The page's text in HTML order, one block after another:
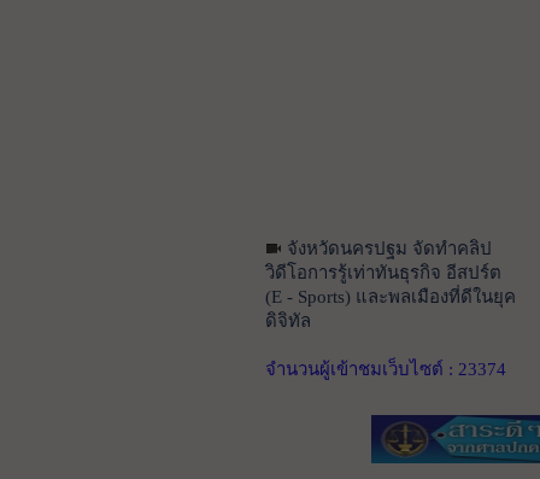
จังหวัดนครปฐม จัดทำคลิป
วิดีโอการรู้เท่าทันธุรกิจ อีสปร์ต
(E - Sports) และพลเมืองที่ดีในยุค
ดิจิทัล
จำนวนผู้เข้าชมเว็บไซต์ : 23374